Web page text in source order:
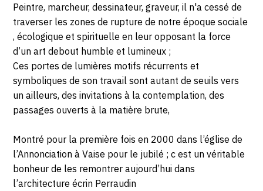
Peintre, marcheur, dessinateur, graveur, il n'a cessé de
traverser les zones de rupture de notre époque sociale
, écologique et spirituelle en leur opposant la force
d’un art debout humble et lumineux ;
Ces portes de lumières motifs récurrents et
symboliques de son travail sont autant de seuils vers
un ailleurs, des invitations à la contemplation, des
passages ouverts à la matière brute,
Montré pour la première fois en 2000 dans l’église de
l’Annonciation à Vaise pour le jubilé ; c est un véritable
bonheur de les remontrer aujourd’hui dans
l’architecture écrin Perraudin